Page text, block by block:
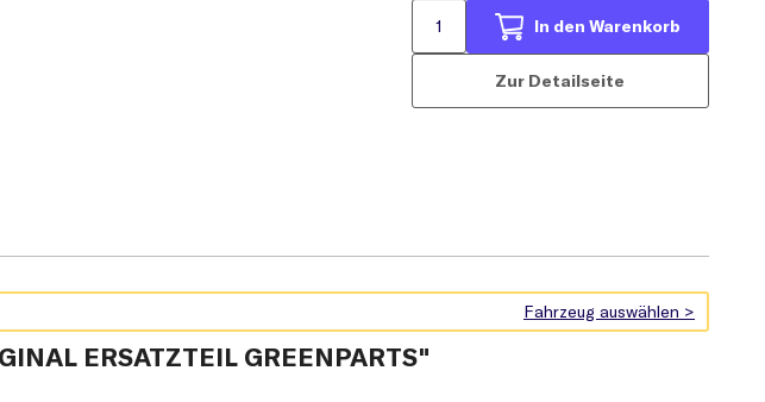
In den Warenkorb
Zur Detailseite
ERSATZTEIL GREENPARTS"